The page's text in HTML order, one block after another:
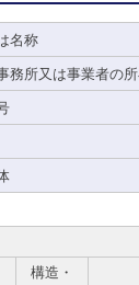
名称
務所又は事業者の
構造・